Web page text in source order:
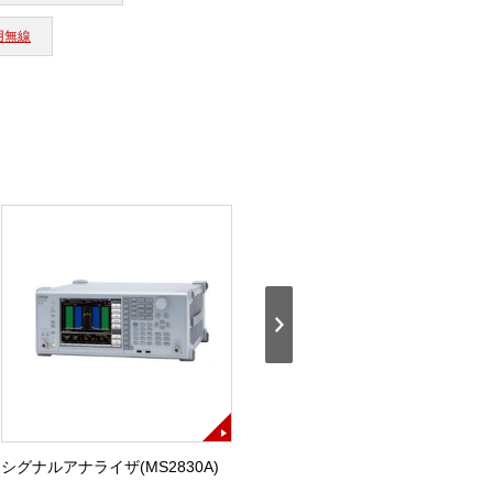
無線
シグナルアナライザ(MS2830A)